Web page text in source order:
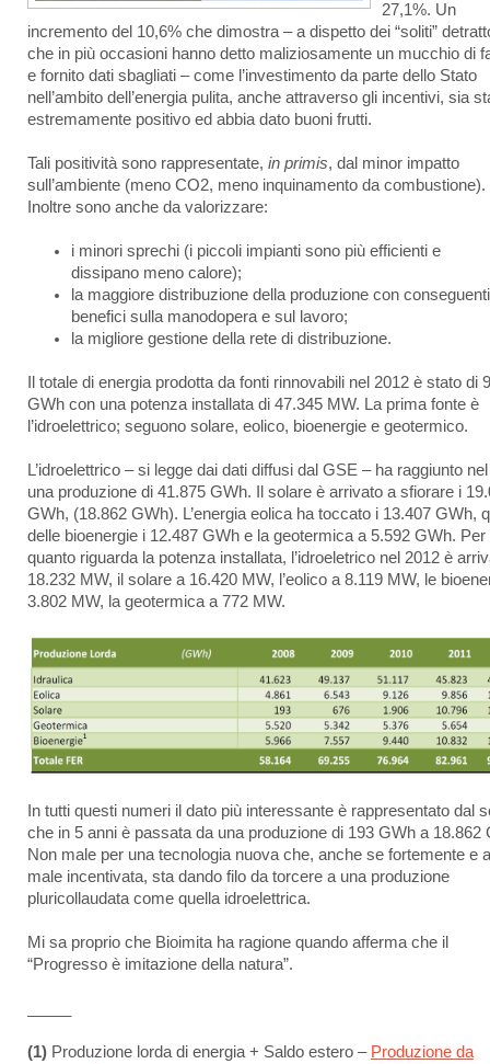
27,1%. Un
incremento del 10,6% che dimostra – a dispetto dei “soliti”
che in più occasioni hanno detto maliziosamente un mucchio di
e fornito dati sbagliati – come l’investimento da parte dello Stato
nell’ambito dell’energia pulita, anche attraverso gli incentivi, sia
estremamente positivo ed abbia dato buoni frutti.
Tali positività sono rappresentate, in primis, dal minor impatto
sull’ambiente (meno CO2, meno inquinamento da combustione).
Inoltre sono anche da valorizzare:
i minori sprechi (i piccoli impianti sono più efficienti e
dissipano meno calore);
la maggiore distribuzione della produzione con conseguenti
benefici sulla manodopera e sul lavoro;
la migliore gestione della rete di distribuzione.
Il totale di energia prodotta da fonti rinnovabili nel 2012 è stato di
GWh con una potenza installata di 47.345 MW. La prima fonte è
l’idroelettrico; seguono solare, eolico, bioenergie e geotermico.
L’idroelettrico – si legge dai dati diffusi dal GSE – ha raggiunto
una produzione di 41.875 GWh. Il solare è arrivato a sfiorare i
GWh, (18.862 GWh). L’energia eolica ha toccato i 13.407 GWh,
delle bioenergie i 12.487 GWh e la geotermica a 5.592 GWh. Per
quanto riguarda la potenza installata, l’idroeletrico nel 2012 è
18.232 MW, il solare a 16.420 MW, l’eolico a 8.119 MW, le
3.802 MW, la geotermica a 772 MW.
In tutti questi numeri il dato più interessante è rappresentato dal
che in 5 anni è passata da una produzione di 193 GWh a 18.862
Non male per una tecnologia nuova che, anche se fortemente e
male incentivata, sta dando filo da torcere a una produzione
pluricollaudata come quella idroelettrica.
Mi sa proprio che Bioimita ha ragione quando afferma che il
“Progresso è imitazione della natura”.
(1) Produzione lorda di energia + Saldo estero – Produzione da